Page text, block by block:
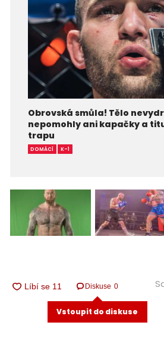
Obrovská smůla! Tělo
nepomohly ani kapačky a
trapu
DOMÁCÍ K-1
Diskuse 0
Vstoupit do diskuse